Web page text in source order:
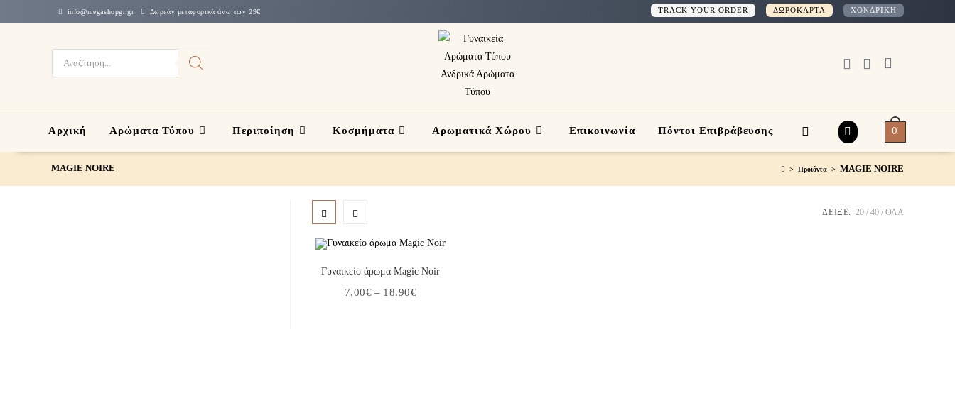
TRACK YOUR ORDER ΔΩΡΟΚΑΡΤΑ ΧΟΝΔΡΙΚΗ
info@megashopgr.gr Δωρεάν μεταφορικά άνω των 29€
Αρχική Αρώματα Τύπου Περιποίηση Κοσμήματα Αρωματικά Χώρου Επικοινωνία Πόντοι Επιβράβευσης 0
MAGIE NOIRE > Προϊόντα > MAGIE NOIRE
ΔΕΙΞΕ: 20 40 ΟΛΑ
Γυναικείο άρωμα Magic Noir
7.00€ – 18.90€